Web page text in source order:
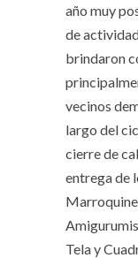
año muy
de
brindaron
vecinos
largo del
cierre de
entrega de
Tela y